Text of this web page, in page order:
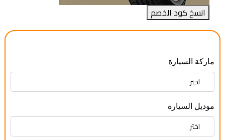
انسخ كود الخصم
ماركة السيارة
موديل السيارة